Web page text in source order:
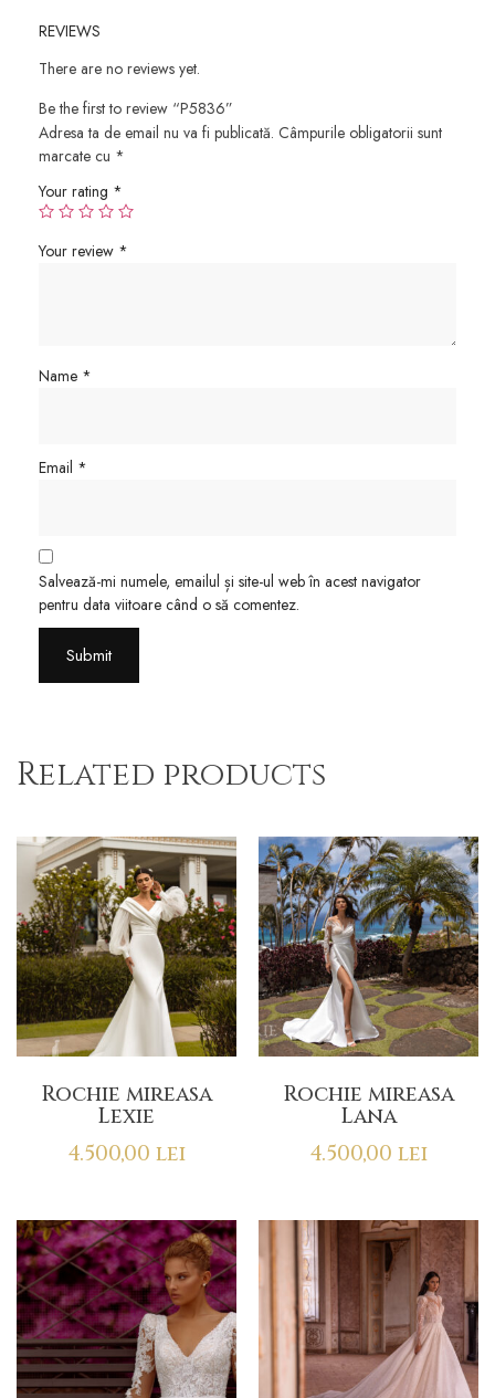
REVIEWS
There are no reviews yet.
Be the first to review “P5836”
Adresa ta de email nu va fi publicată. Câmpurile obligatorii sunt
marcate cu *
Your rating *
Your review *
Name *
Email *
Salvează-mi numele, emailul și site-ul web în acest navigator
pentru data viitoare când o să comentez.
Related products
Rochie mireasa
Lexie
4.500,00 lei
Rochie mireasa
Lana
4.500,00 lei